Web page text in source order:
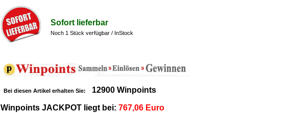
Sofort lieferbar
Noch 1 Stück verfügbar / InStock
Bei diesen Artikel erhalten Sie: 12900 Winpoints
Winpoints JACKPOT liegt bei: 767,06 Euro